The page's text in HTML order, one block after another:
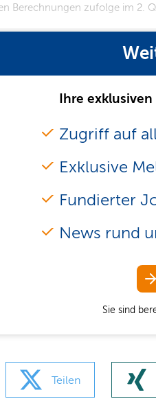
Berechnungen zufolge im 2.
Ihre
Zugriff auf
Exklusive
Fundierter
News rund
Sie sind
Teilen